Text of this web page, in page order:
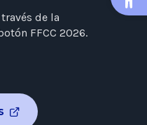
de la
FFCC 2026.